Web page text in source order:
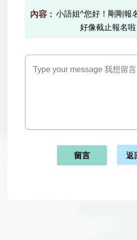
小語姐^您好！剛剛報
好像截止報名啦
留言 返